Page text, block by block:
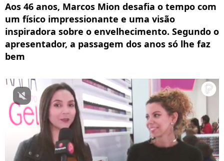
Aos 46 anos, Marcos Mion desafia o tempo com
um físico impressionante e uma visão
inspiradora sobre o envelhecimento. Segundo o
apresentador, a passagem dos anos só lhe faz
bem